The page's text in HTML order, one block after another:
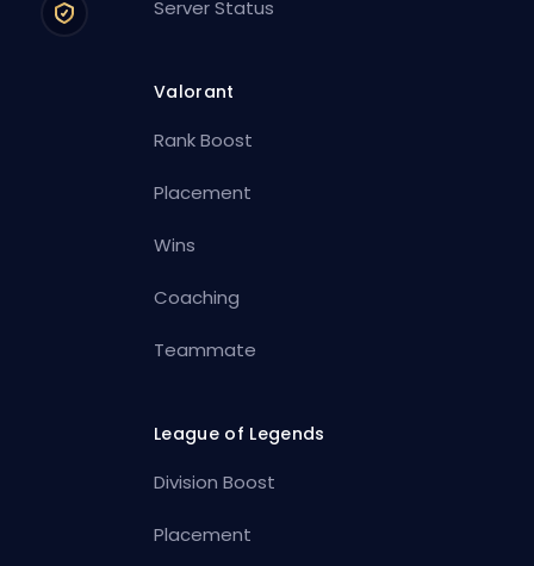
Server Status
Valorant
Rank Boost
Placement
Wins
Coaching
Teammate
League of Legends
Division Boost
Placement